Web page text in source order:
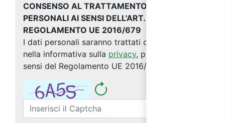
CONSENSO AL TRATTAMENTO DEI DATI
PERSONALI AI SENSI DELL'ART. 13 DEL
REGOLAMENTO UE 2016/679
I dati personali saranno trattati come indicato
nella informativa sulla privacy, predisposta ai
sensi del Regolamento UE 2016/679